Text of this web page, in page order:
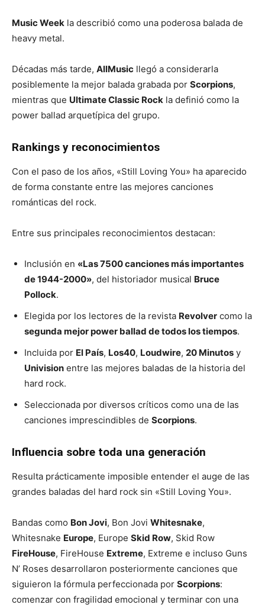
Music Week la describió como una poderosa balada de
heavy metal.
Décadas más tarde, AllMusic llegó a considerarla
posiblemente la mejor balada grabada por Scorpions,
mientras que Ultimate Classic Rock la definió como la
power ballad arquetípica del grupo.
Rankings y reconocimientos
Con el paso de los años, «Still Loving You» ha aparecido
de forma constante entre las mejores canciones
románticas del rock.
Entre sus principales reconocimientos destacan:
Inclusión en «Las 7500 canciones más importantes
de 1944-2000», del historiador musical Bruce
Pollock.
Elegida por los lectores de la revista Revolver como la
segunda mejor power ballad de todos los tiempos.
Incluida por El País, Los40, Loudwire, 20 Minutos y
Univision entre las mejores baladas de la historia del
hard rock.
Seleccionada por diversos críticos como una de las
canciones imprescindibles de Scorpions.
Influencia sobre toda una generación
Resulta prácticamente imposible entender el auge de las
grandes baladas del hard rock sin «Still Loving You».
Bandas como Bon Jovi, Bon Jovi Whitesnake,
Whitesnake Europe, Europe Skid Row, Skid Row
FireHouse, FireHouse Extreme, Extreme e incluso Guns
N’ Roses desarrollaron posteriormente canciones que
siguieron la fórmula perfeccionada por Scorpions:
comenzar con fragilidad emocional y terminar con una